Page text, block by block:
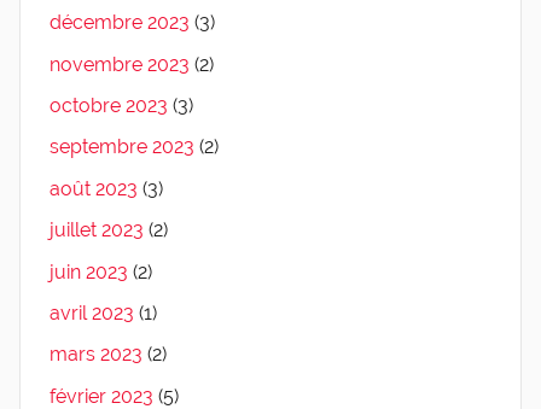
décembre 2023 (3)
novembre 2023 (2)
octobre 2023 (3)
septembre 2023 (2)
août 2023 (3)
juillet 2023 (2)
juin 2023 (2)
avril 2023 (1)
mars 2023 (2)
février 2023 (5)